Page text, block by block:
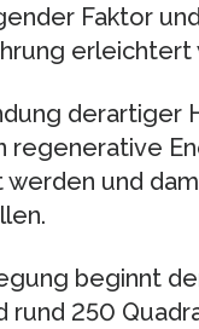
Faktor
erleichtert
derartiger
regenerative
und
beginnt
rund 250